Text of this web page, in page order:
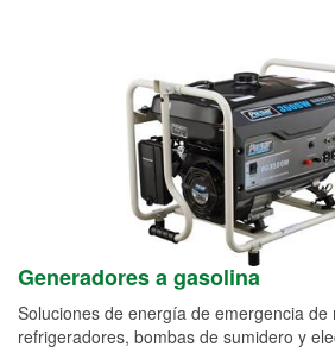
Generadores a gasolina
Soluciones de energía de emergencia de
refrigeradores, bombas de sumidero y